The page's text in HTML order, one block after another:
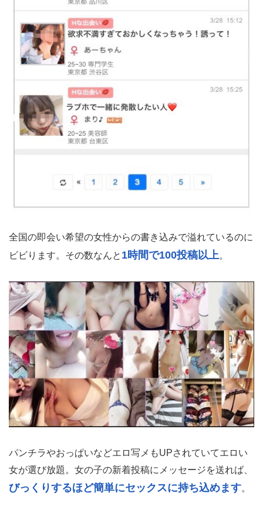
全国の即会い希望の女性からの書き込みで溢れているのに
ビビります。その数なんと 1時間で100投稿以上。
パンチラやおっぱいなどエロ写メもUPされていてエロい
女が選び放題。女の子の新着投稿にメッセージを送れば、
びっくりするほど簡単にセックスに持ち込めます。